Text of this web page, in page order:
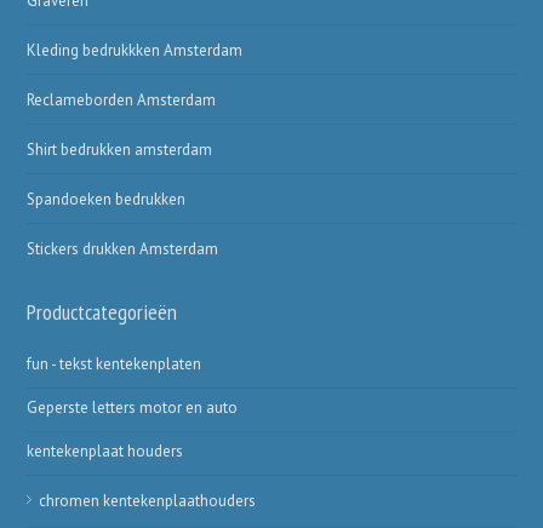
Kleding bedrukkken Amsterdam
Reclameborden Amsterdam
Shirt bedrukken amsterdam
Spandoeken bedrukken
Stickers drukken Amsterdam
Productcategorieën
fun - tekst kentekenplaten
Geperste letters motor en auto
kentekenplaat houders
chromen kentekenplaathouders